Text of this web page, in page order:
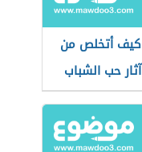
كيف أتخلص من
آثار حب الشباب